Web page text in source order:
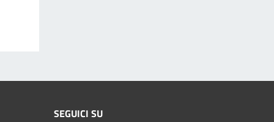
SEGUICI SU